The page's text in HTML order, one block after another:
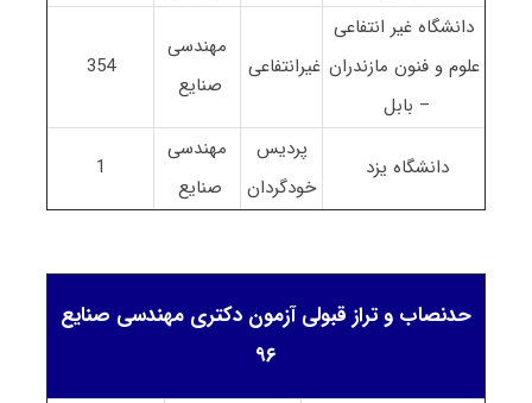
دانشگاه غیر انتفاعی
علوم و فنون مازندران
– بابل
غیرانتفاعی
مهندسی
صنایع
354
دانشگاه یزد
پردیس
خودگردان
مهندسی
صنایع
1
حدنصاب و تراز قبولی آزمون دکتری مهندسی صنایع
۹۶